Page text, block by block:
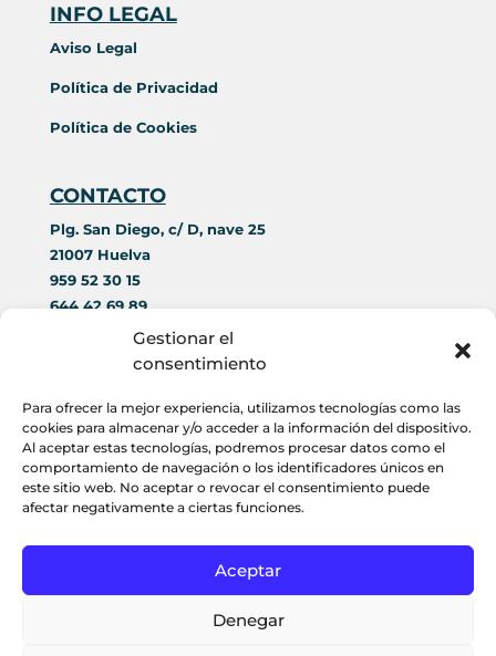
Gestionar el
consentimiento
Para ofrecer la mejor experiencia, utilizamos tecnologías como las
cookies para almacenar y/o acceder a la información del dispositivo.
Al aceptar estas tecnologías, podremos procesar datos como el
comportamiento de navegación o los identificadores únicos en
este sitio web. No aceptar o revocar el consentimiento puede
afectar negativamente a ciertas funciones.
Aceptar
Denegar
INFO LEGAL
Aviso Legal
Política de Privacidad
Política de Cookies
CONTACTO
Plg. San Diego, c/ D, nave 25
21007 Huelva
959 52 30 15
644 42 69 89
contacto@acorim.es
HORARIO
Lunes a Viernes:
9:00 a 14:00
17:00 a 19:00